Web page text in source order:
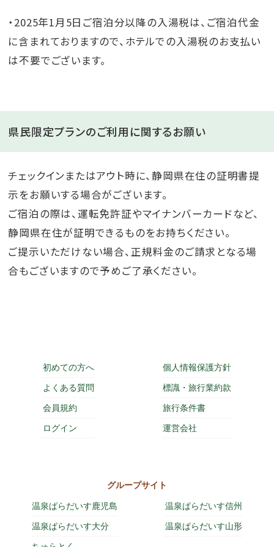
・2025年1月5日ご宿泊分以降の入湯税は、ご宿泊代金
に含まれておりますので、ホテルでの入湯税のお支払い
は不要でございます。​
県民限定プランのご利用に関するお願い
チェックインまたはアウト時に、静岡県在住の証明書提
示をお願いする場合がございます。
ご宿泊の際は、運転免許証やマイナンバーカードなど、
静岡県在住が証明できるものをお持ちください。
ご提示いただけない場合、正規料金のご請求となる場
合もございますので予めご了承ください。
初めての方へ
よくある質問
会員規約
ログイン
個人情報保護方針
標識・旅行業約款
旅行条件書
運営会社
グループサイト
温泉ぱらだいす鹿児島
温泉ぱらだいす大分
温泉ぱらだいす信州
温泉ぱらだいす山形